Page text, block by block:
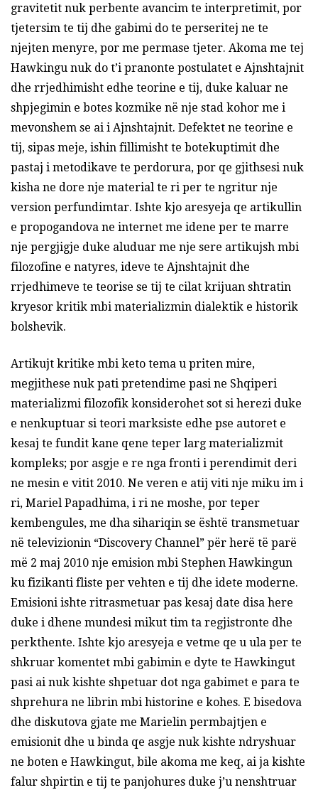
gravitetit nuk perbente avancim te interpretimit, por
tjetersim te tij dhe gabimi do te perseritej ne te
njejten menyre, por me permase tjeter. Akoma me tej
Hawkingu nuk do t’i pranonte postulatet e Ajnshtajnit
dhe rrjedhimisht edhe teorine e tij, duke kaluar ne
shpjegimin e botes kozmike në nje stad kohor me i
mevonshem se ai i Ajnshtajnit. Defektet ne teorine e
tij, sipas meje, ishin fillimisht te botekuptimit dhe
pastaj i metodikave te perdorura, por qe gjithsesi nuk
kisha ne dore nje material te ri per te ngritur nje
version perfundimtar. Ishte kjo aresyeja qe artikullin
e propogandova ne internet me idene per te marre
nje pergjigje duke aluduar me nje sere artikujsh mbi
filozofine e natyres, ideve te Ajnshtajnit dhe
rrjedhimeve te teorise se tij te cilat krijuan shtratin
kryesor kritik mbi materializmin dialektik e historik
bolshevik.
Artikujt kritike mbi keto tema u priten mire,
megjithese nuk pati pretendime pasi ne Shqiperi
materializmi filozofik konsiderohet sot si herezi duke
e nenkuptuar si teori marksiste edhe pse autoret e
kesaj te fundit kane qene teper larg materializmit
kompleks; por asgje e re nga fronti i perendimit deri
ne mesin e vitit 2010. Ne veren e atij viti nje miku im i
ri, Mariel Papadhima, i ri ne moshe, por teper
kembengules, me dha sihariqin se është transmetuar
në televizionin “Discovery Channel” për herë të parë
më 2 maj 2010 nje emision mbi Stephen Hawkingun
ku fizikanti fliste per vehten e tij dhe idete moderne.
Emisioni ishte ritrasmetuar pas kesaj date disa here
duke i dhene mundesi mikut tim ta regjistronte dhe
perkthente. Ishte kjo aresyeja e vetme qe u ula per te
shkruar komentet mbi gabimin e dyte te Hawkingut
pasi ai nuk kishte shpetuar dot nga gabimet e para te
shprehura ne librin mbi historine e kohes. E bisedova
dhe diskutova gjate me Marielin permbajtjen e
emisionit dhe u binda qe asgje nuk kishte ndryshuar
ne boten e Hawkingut, bile akoma me keq, ai ja kishte
falur shpirtin e tij te panjohures duke j’u nenshtruar